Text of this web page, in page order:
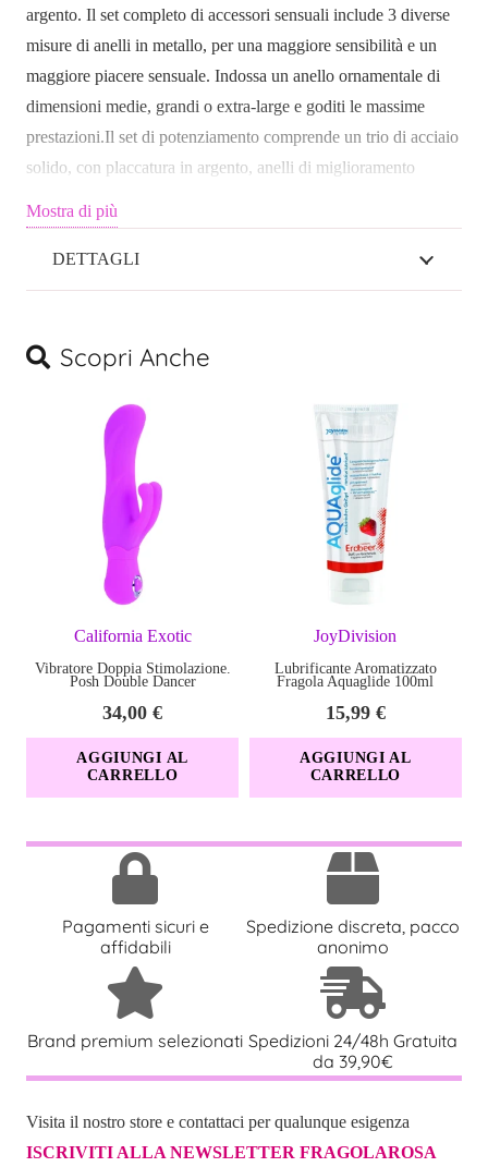
argento. Il set completo di accessori sensuali include 3 diverse
misure di anelli in metallo, per una maggiore sensibilità e un
maggiore piacere sensuale. Indossa un anello ornamentale di
dimensioni medie, grandi o extra-large e goditi le massime
prestazioni.Il set di potenziamento comprende un trio di acciaio
solido, con placcatura in argento, anelli di miglioramento
facile, un supporto confortevole che mantiene l’erezione e
aumenta la stimolazione della seduzione. Per usarlo, seleziona
semplicemente la misura dell’anello preferita e scivola sul pene
allettanti. Per massimizzare l’eccitazione erotica e per
qualità con questo giocattolo potenziatore. Il set di 3 pezzi è
perfetto per gli utenti principianti ed esperti e ideale per
un’esplorazione fantasiosa ed esoticamente sensuale. Usa gli
anelli di potenziamento discreti per avventure di auto
gratificazione e per esplorare fantasie selvagge segrete con il
tuo partner. Gli anelli di supporto, facili da usare, possono
essere utilizzati insieme ai tuoi giocattoli stimolatori vibranti
Mostra di più
DETTAGLI
Scopri Anche
California Exotic
Vibratore Doppia Stimolazione.
Posh Double Dancer
34,00€
AGGIUNGI AL
CARRELLO
JoyDivision
Lubrificante Aromatizzato
Fragola Aquaglide 100ml
15,99 €
AGGIUNGI AL
CARRELLO
Pagamenti sicuri e
affidabili
Spedizione discreta, pacco
anonimo
Brand premium selezionati Spedizioni 24/48h Gratuita
da 39,90€
Visita il nostro store e contattaci per qualunque esigenza
ISCRIVITI ALLA NEWSLETTER FRAGOLAROSA